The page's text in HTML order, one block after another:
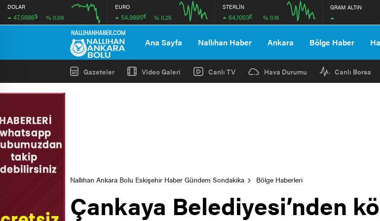
DOLAR
47,5686$ % 0.08
12:00 16:00
EURO
54,9885€ % 0.25
STERLİN
64,1003£ % 0.16
GRAM ALTIN
Ana Sayfa Nallıhan Haber Ankara Bölge Haber
Gazeteler Video Galeri Canlı TV Hava Durumu Canlı Borsa
Nallıhan Ankara Bolu Eskişehir Haber Gündem Sondakika Bölge Haberleri
Çankaya Belediyesi’nden